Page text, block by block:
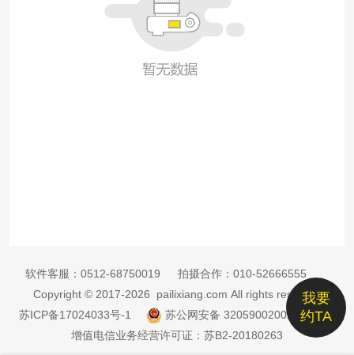
我要
约TA
软件客服： 0512-68750019 拍摄合作： 010-52666555
Copyright © 2017-2026 pailixiang.com All rights reserved
苏ICP备17024033号-1
苏公网安备 32059002002885号
增值电信业务经营许可证：苏B2-20180263